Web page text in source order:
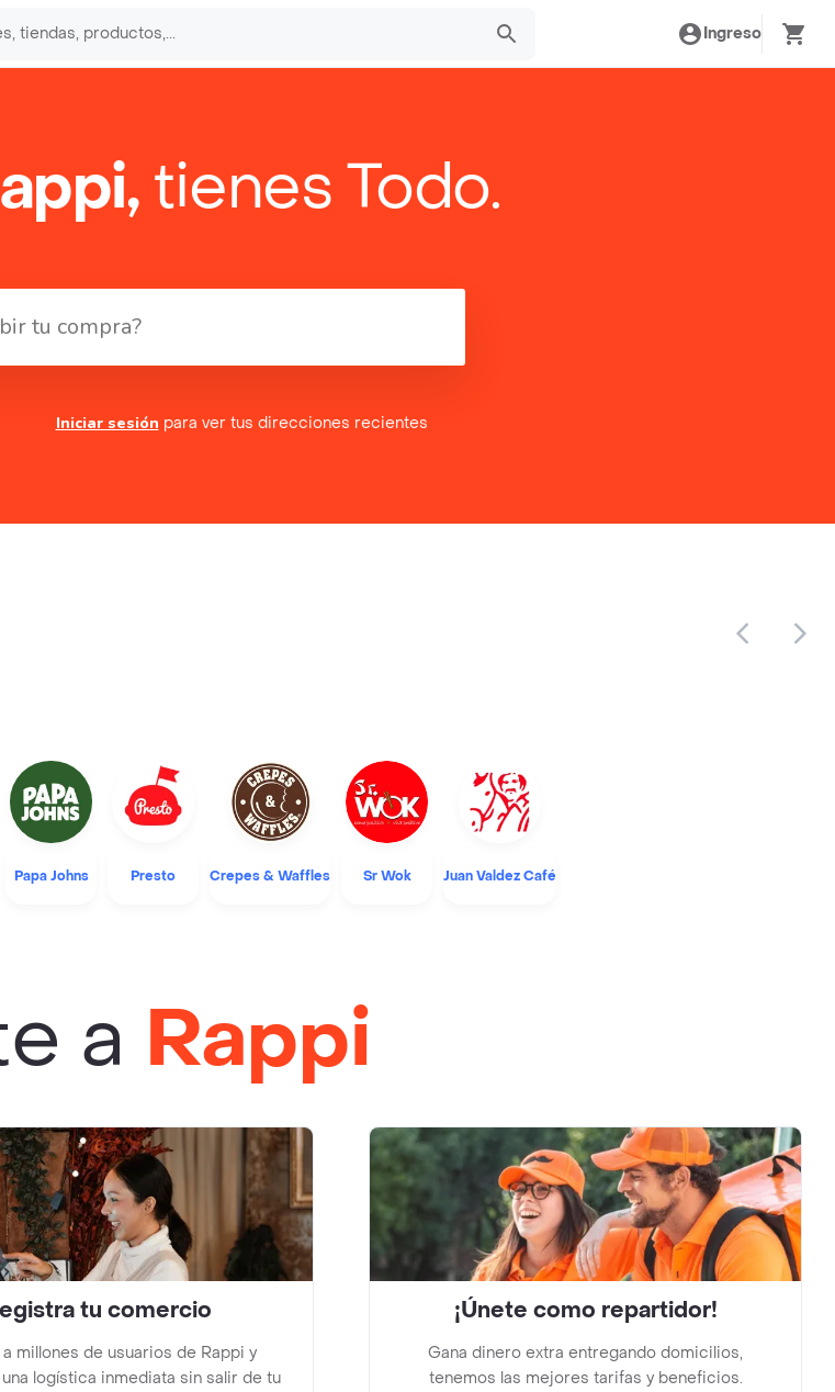
Ingreso
tienes Todo.
Iniciar sesión para ver tus direcciones recientes
Papa Johns Presto Crepes & Waffles Sr Wok Juan Valdez Café
a Rappi
tu comercio
millones de usuarios de Rappi y
logística inmediata sin salir de tu
¡Únete como repartidor!
Gana dinero extra entregando domicilios,
tenemos las mejores tarifas y beneficios.